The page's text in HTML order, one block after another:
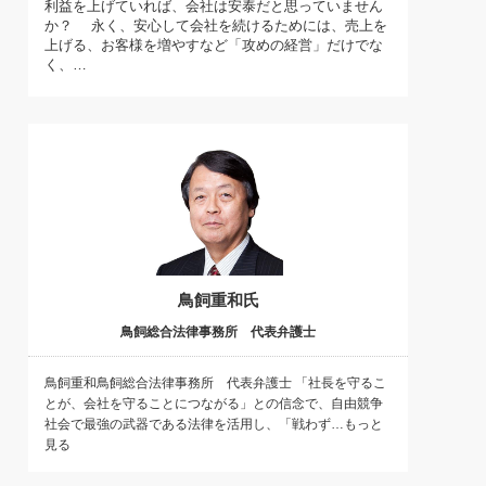
喜の『これぞ！"本物の温泉"』(157)
利益を上げていれば、会社は安泰だと思っていません
か？ 永く、安心して会社を続けるためには、売上を
上げる、お客様を増やすなど「攻めの経営」だけでな
く、…
鳥飼重和氏
鳥飼総合法律事務所 代表弁護士
鳥飼重和鳥飼総合法律事務所 代表弁護士 「社長を守るこ
とが、会社を守ることにつながる」との信念で、自由競争
社会で最強の武器である法律を活用し、「戦わず…もっと
見る